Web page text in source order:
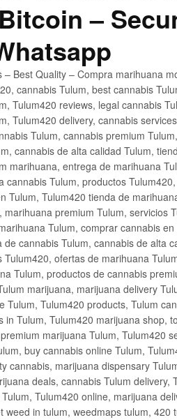
–
Best Quality – Compra marihuana
cannabis Tulum, best cannabis
Tulum420 reviews, legal cannabis
Tulum420 delivery, cannabis
Tulum, cannabis premium
cannabis de alta calidad Tulum,
marihuana, entrega de marihuana
Tulum, productos
Tulum420 tienda de
premium Tulum, servicios
Tulum, comprar cannabis
cannabis Tulum, cannabis de alta
ofertas de marihuana
Tulum, productos de cannabis
marijuana, marijuana delivery
Tulum420 products, Tulum
Tulum, Tulum420 marijuana shop,
marijuana Tulum, Tulum420
buy cannabis online Tulum,
cannabis, marijuana dispensary
deals, cannabis Tulum delivery,
Tulum420 online, marijuana
in tulum, weedmaps tulum,